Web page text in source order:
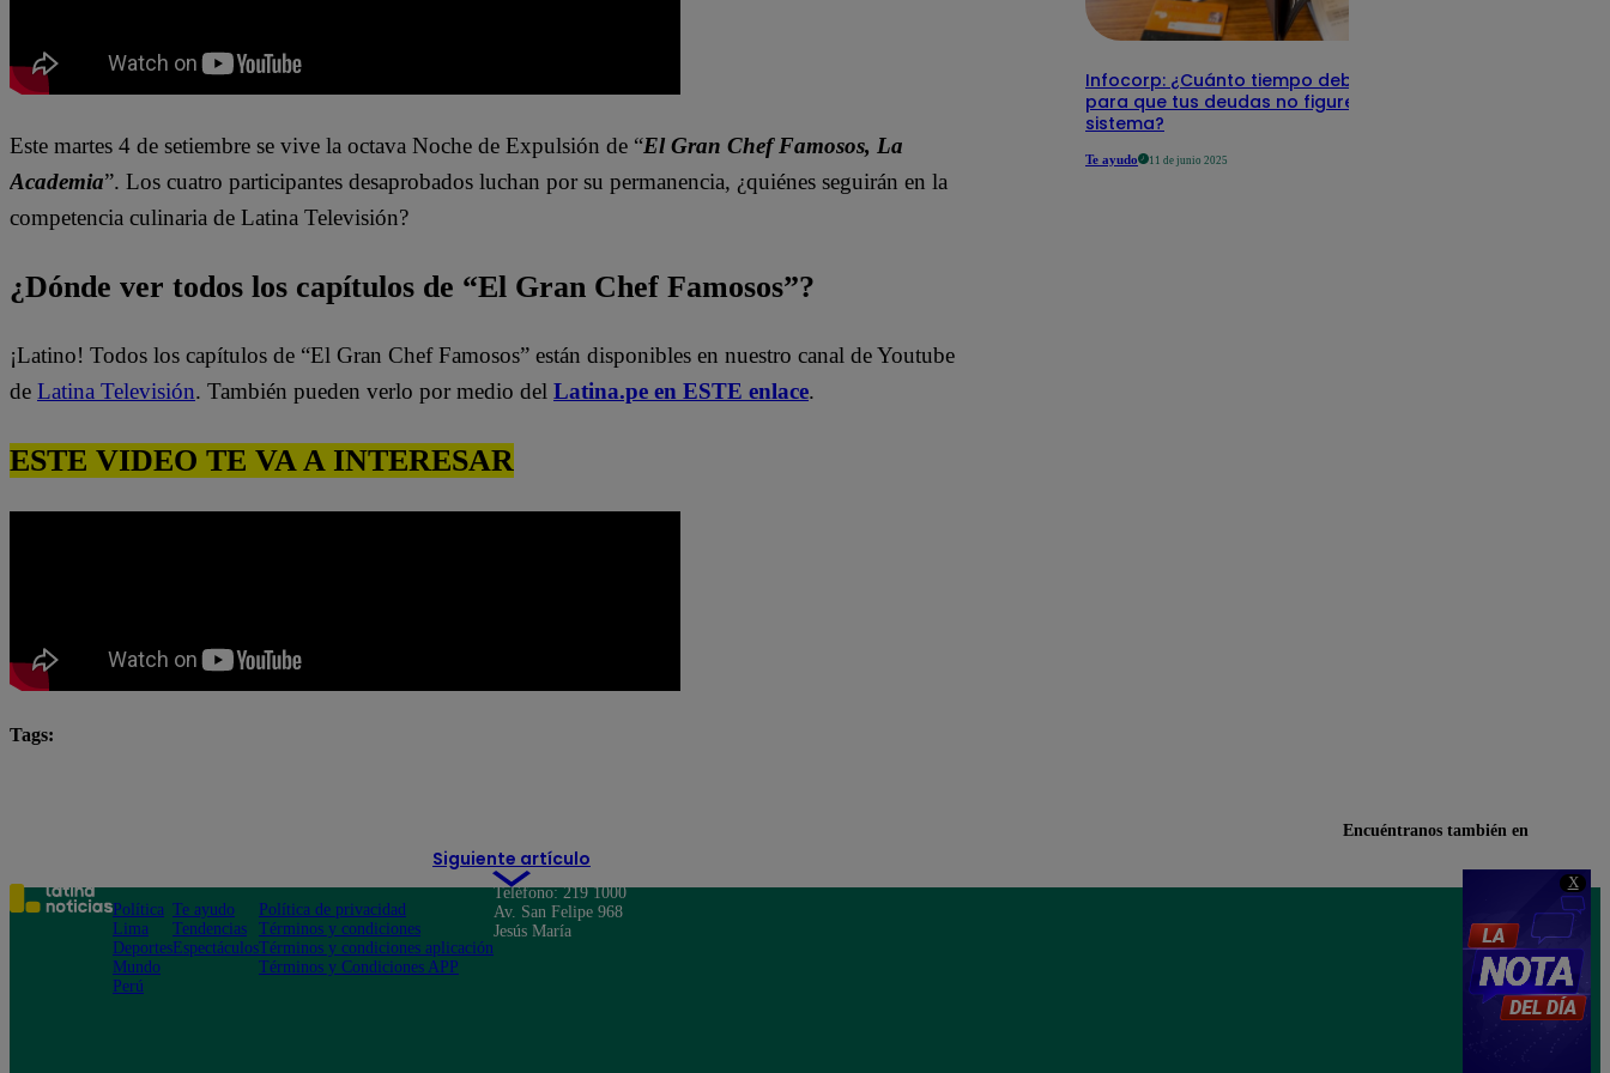
X
Este martes 4 de setiembre se vive la octava Noche de Expulsión de “El Gran Chef Famosos, La
Academia”. Los cuatro participantes desaprobados luchan por su permanencia, ¿quiénes seguirán en la
competencia culinaria de Latina Televisión?
¿Dónde ver todos los capítulos de “El Gran Chef Famosos”?
¡Latino! Todos los capítulos de “El Gran Chef Famosos” están disponibles en nuestro canal de Youtube
de Latina Televisión. También pueden verlo por medio del Latina.pe en ESTE enlace.
ESTE VIDEO TE VA A INTERESAR
Tags:
Siguiente artículo
Infocorp: ¿Cuánto tiempo debe pasar
para que tus deudas no figuren en su
sistema?
Te ayudo 11 de junio 2025
Encuéntranos también en
Política
Lima
Deportes
Mundo
Perú
Te ayudo
Tendencias
Espectáculos
Política de privacidad
Términos y condiciones
Términos y condiciones aplicación
Términos y Condiciones APP
Teléfono: 219 1000
Av. San Felipe 968
Jesús María